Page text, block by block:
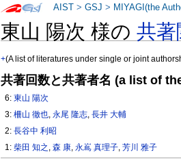
東山 陽次 様の共著
+(A list of literatures under single or joint
共著回数と共著者名 (a list of
6:東山 陽次
3:柵山 徹也,永尾 隆志,長井 大輔
2:長谷中 利昭
1:柴田 知之 ,森 康,永嶌 真理子,芳川 雅子
AIST >GSJ > MIYAGI(the